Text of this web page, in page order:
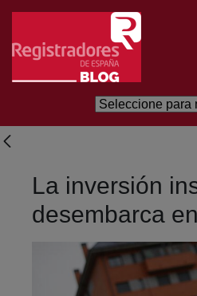
Saltar al contenido principal
La inversión
desembarca